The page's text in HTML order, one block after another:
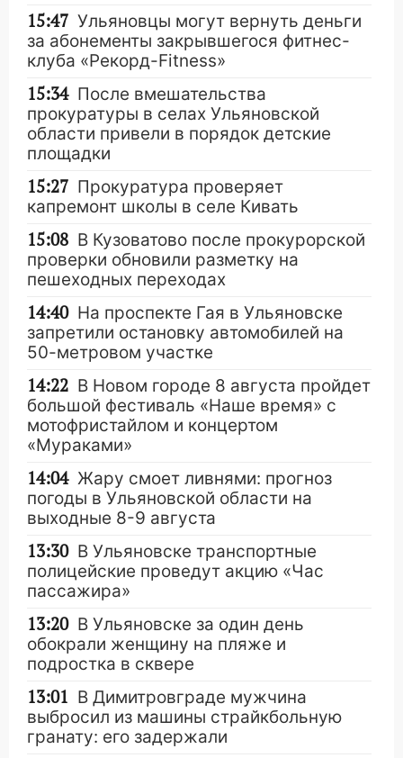
15:47 Ульяновцы могут вернуть деньги
за абонементы закрывшегося фитнес-
клуба «Рекорд-Fitness»
15:34 После вмешательства
прокуратуры в селах Ульяновской
области привели в порядок детские
площадки
15:27 Прокуратура проверяет
капремонт школы в селе Кивать
15:08 В Кузоватово после прокурорской
проверки обновили разметку на
пешеходных переходах
14:40 На проспекте Гая в Ульяновске
запретили остановку автомобилей на
50-метровом участке
14:22 В Новом городе 8 августа пройдет
большой фестиваль «Наше время» с
мотофристайлом и концертом
«Мураками»
14:04 Жару смоет ливнями: прогноз
погоды в Ульяновской области на
выходные 8-9 августа
13:30 В Ульяновске транспортные
полицейские проведут акцию «Час
пассажира»
13:20 В Ульяновске за один день
обокрали женщину на пляже и
подростка в сквере
13:01 В Димитровграде мужчина
выбросил из машины страйкбольную
гранату: его задержали